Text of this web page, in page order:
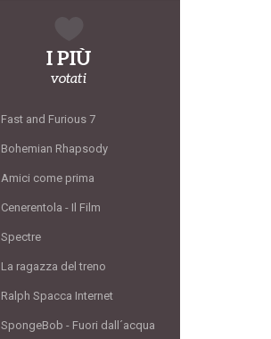
I PIÙ
votati
Fast and Furious 7
Bohemian Rhapsody
Amici come prima
Cenerentola - Il Film
Spectre
La ragazza del treno
Ralph Spacca Internet
SpongeBob - Fuori dall´acqua